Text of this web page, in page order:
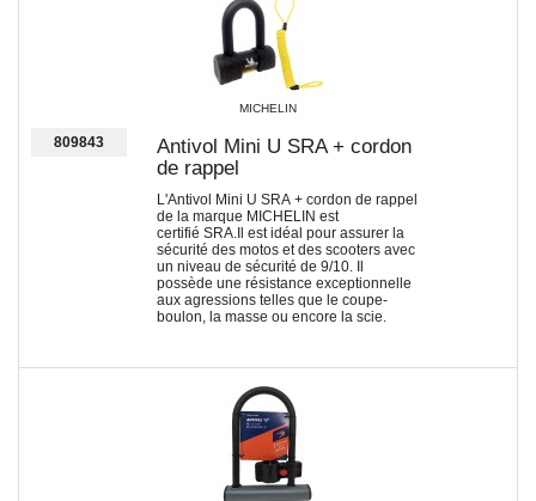
MICHELIN
809843
Antivol Mini U SRA + cordon
de rappel
L'Antivol Mini U SRA + cordon de rappel
de la marque MICHELIN est
certifié SRA.Il est idéal pour assurer la
sécurité des motos et des scooters avec
un niveau de sécurité de 9/10. Il
possède une résistance exceptionnelle
aux agressions telles que le coupe-
boulon, la masse ou encore la scie.